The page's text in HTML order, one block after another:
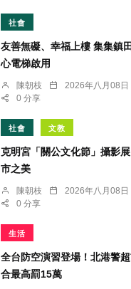
社會
友善無礙、幸福上樓 集集鎮
心電梯啟用
陳朝枝 2026年八月08日
0 分享
社會 文教
克明宮「關公文化節」攝影
市之美
陳朝枝 2026年八月08日
0 分享
生活
全台防空演習登場！北港警
合最高罰15萬